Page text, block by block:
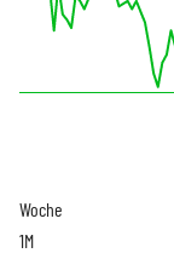
Woche
1M